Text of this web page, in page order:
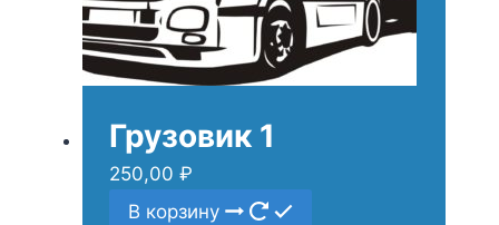
Грузовик 1
250,00 ₽
В корзину